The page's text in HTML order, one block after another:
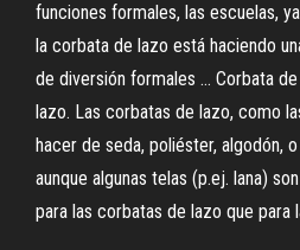
funciones formales, las escuelas,
la corbata de lazo está haciendo
de diversión formales … Corbata
lazo. Las corbatas de lazo, como
hacer de seda, poliéster, algodón,
aunque algunas telas (p.ej. lana)
para las corbatas de lazo que para